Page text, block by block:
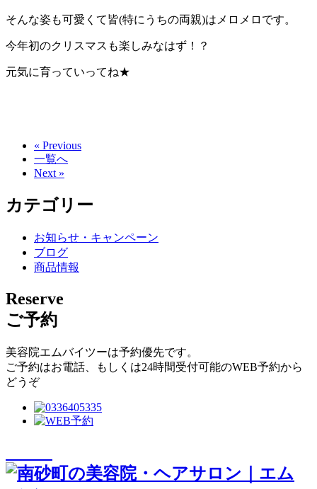
そんな姿も可愛くて皆(特にうちの両親)はメロメロです。
今年初のクリスマスも楽しみなはず！？
元気に育っていってね★
« Previous
一覧へ
Next »
カテゴリー
お知らせ・キャンペーン
ブログ
商品情報
Reserve
ご予約
美容院エムバイツーは予約優先です。
ご予約はお電話、もしくは24時間受付可能のWEB予約から
どうぞ